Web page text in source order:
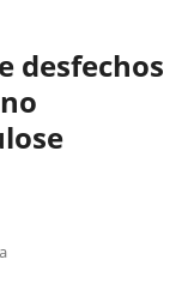
desfechos